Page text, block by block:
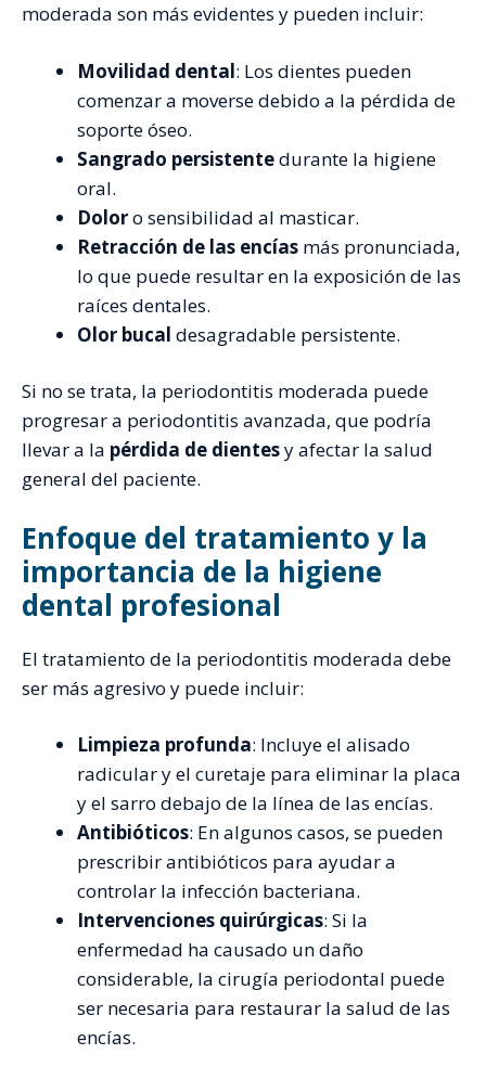
moderada son más evidentes y pueden incluir:
Movilidad dental: Los dientes pueden
comenzar a moverse debido a la pérdida de
soporte óseo.
Sangrado persistentedurante la higiene
oral.
Doloro sensibilidad al masticar.
Retracción de las encías más pronunciada,
lo que puede resultar en la exposición de las
raíces dentales.
Olor bucal desagradable persistente.
Si no se trata, la periodontitis moderada puede
progresar a periodontitis avanzada, que podría
llevar a la pérdida de dientesy afectar la salud
general del paciente.
Enfoque del tratamiento y la
importancia de la higiene
dental profesional
El tratamiento de la periodontitis moderada debe
ser más agresivo y puede incluir:
Limpieza profunda: Incluye el alisado
radicular y el curetaje para eliminar la placa
y el sarro debajo de la línea de las encías.
Antibióticos: En algunos casos, se pueden
prescribir antibióticos para ayudar a
controlar la infección bacteriana.
Intervenciones quirúrgicas: Si la
enfermedad ha causado un daño
considerable, la cirugía periodontal puede
ser necesaria para restaurar la salud de las
encías.